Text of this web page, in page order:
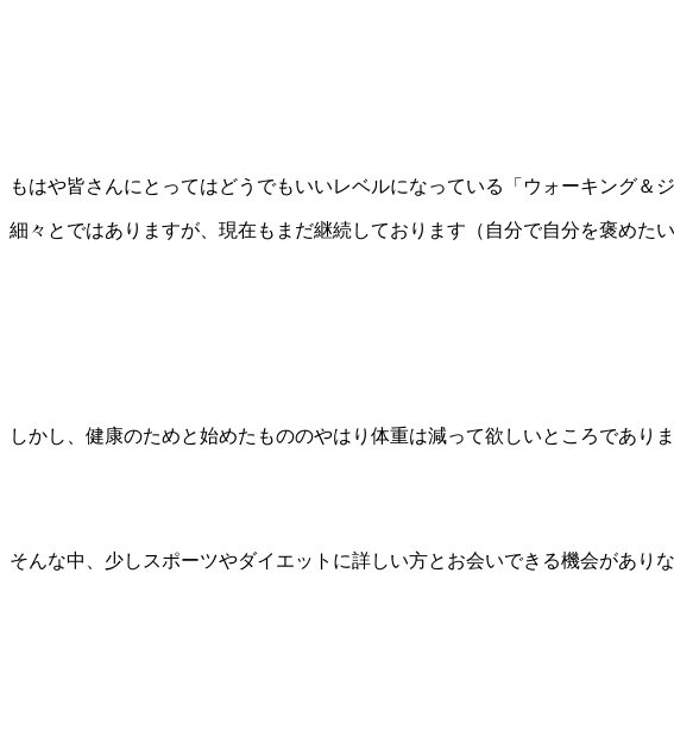
もはや皆さんにとってはどうでもいいレベルになっている「ウォーキング＆ジ
細々とではありますが、現在もまだ継続しております（自分で自分を褒めたい
しかし、健康のためと始めたもののやはり体重は減って欲しいところであり
そんな中、少しスポーツやダイエットに詳しい方とお会いできる機会があり